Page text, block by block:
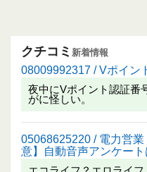
クチコミ 新着情報
08009992317 / Vポイン
夜中にVポイント認証
がに怪しい。
05068625220 / 電力営
意】自動音声アンケー